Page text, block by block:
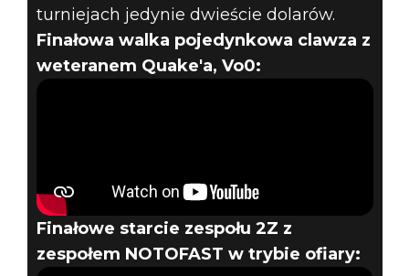
turniejach jedynie dwieście dolarów.
Finałowa walka pojedynkowa clawza z
weteranem Quake'a, Vo0:
Finałowe starcie zespołu 2Z z
zespołem NOTOFAST w trybie ofiary: